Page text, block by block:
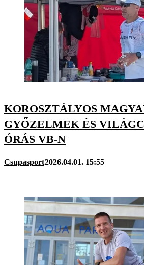
KOROSZTÁLYOS
GYŐZELMEK ÉS
ÓRÁS VB-N
Csupasport2026.04.01. 15:55